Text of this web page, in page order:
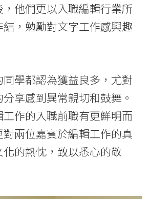
他們更以入職編輯行業所
，勉勵對文字工作感興趣
學都認為獲益良多，尤對
享感到異常親切和鼓舞。
作的入職前職有更鮮明而
兩位嘉賓於編輯工作的真
的熱忱，致以悉心的敬